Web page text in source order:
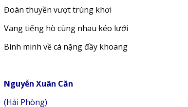
Đoàn thuyền vượt trùng khơi
Vang tiếng hò cùng nhau kéo lưới
Bình minh về cá nặng đầy khoang
Nguyễn Xuân Căn
(Hải Phòng)